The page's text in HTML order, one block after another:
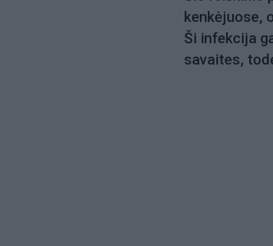
kenkėjuose,
Ši infekcija
savaites,